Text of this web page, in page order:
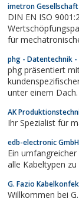
imetron
DIN EN ISO 9001:2008
für
und
phg - Datentechnik
phg präsentiert
unter einem Dach.
AK
Ihr Spezialist für
edb-electronic GmbH
Ein
alle Kabeltypen
G. Fazio
Willkommen bei